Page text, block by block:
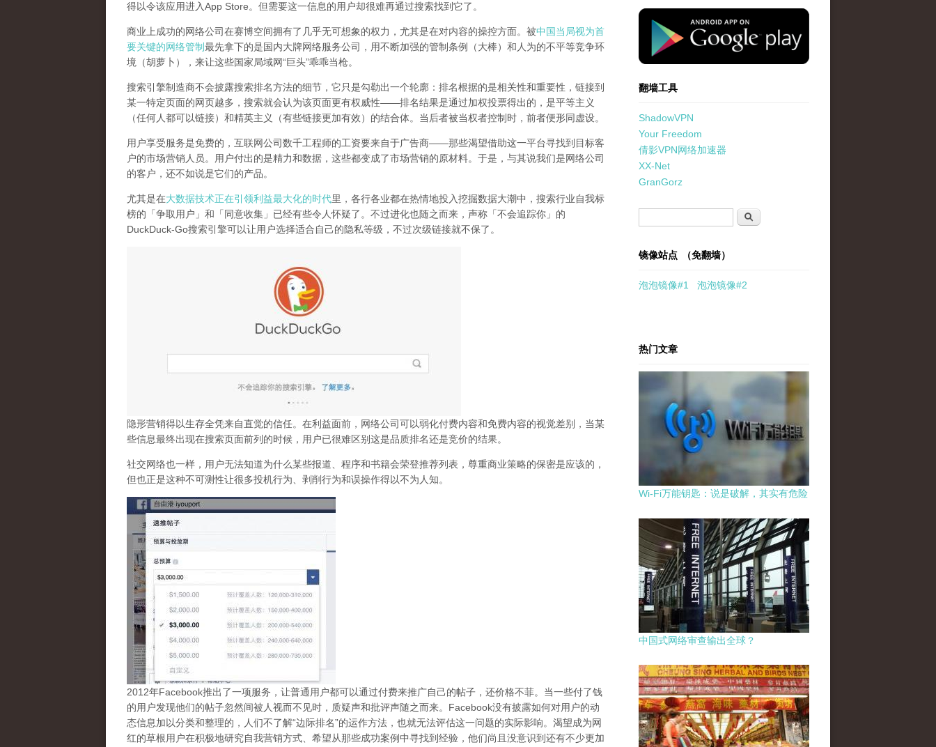
得以令该应用进入App Store。但需要这一信息的用户却很难再通过搜索找到它了。
商业上成功的网络公司在赛博空间拥有了几乎无可想象的权力，尤其是在对内容的操控方面。被中国当局视为首
要关键的网络管制最先拿下的是国内大牌网络服务公司 ，用不断加强的管制条例（大棒）和人为的不平等竞争环
境（胡萝卜），来让这些国家局域网“巨头”乖乖当枪。
搜索引擎制造商不会披露搜索排名方法的细节，它只是勾勒出一个轮廓：排名根据的是相关性和重要性，链接到
某一特定页面的网页越多，搜索就会认为该页面更有权威性——排名结果是通过加权投票得出的，是平等主义
（任何人都可以链接）和精英主义（有些链接更加有效）的结合体。 当后者被当权者控制时，前者便形同虚设。
用户享受服务是免费的，互联网公司数千工程师的工资要来自于广告商——那些渴望借助这一平台寻找到目标客
户的市场营销人员。用户付出的是精力和数据，这些都变成了市场营销的原材料。于是， 与其说我们是网络公司
的客户，还不如说是它们的产品。
尤其是在大数据技术正在引领利益最大化的时代里，各行各业都在热情地投入挖掘数据大潮中，搜索行业自我标
榜的「争取用户」和「同意收集」已经有些令人怀疑了。不过进化也随之而来，声称「不会追踪你」的
DuckDuck-Go搜索引擎可以让用户选择适合自己的隐私等级，不过次级链接就不保了。
隐形营销得以生存全凭来自直觉的信任。在利益面前，网络公司可以弱化付费内容和免费内容的视觉差别，当某
些信息最终出现在搜索页面前列的时候，用户已很难区别这是品质排名还是竞价的结果。
社交网络也一样， 用户无法知道为什么某些报道、程序和书籍会荣登推荐列表，尊重商业策略的保密是应该的，
但也正是这种不可测性让很多投机行为、剥削行为和误操作得以不为人知。
2012年Facebook推出了一项服务，让普通用户都可以通过付费来推广自己的帖子，还价格不菲。当一些付了钱
的用户发现他们的帖子忽然间被人视而不见时，质疑声和批评声随之而来。 Facebook没有披露如何对用户的动
态信息加以分类和整理的，人们不了解“边际排名”的运作方法，也就无法评估这一问题的实际影响。渴望成为网
红的草根用户在积极地研究自我营销方式、希望从那些成功案例中寻找到经验，他们尚且没意识到 还有不少更加
standard-icon-googleplay-app-store.png
翻墙工具
ShadowVPN
Your Freedom
倩影VPN网络加速器
XX-Net
GranGorz
搜索
镜像站点 （免翻墙）
泡泡镜像#1 泡泡镜像#2
热门文章
Wi-Fi万能钥匙：说是破解，其实有危险
中国式网络审查输出全球？